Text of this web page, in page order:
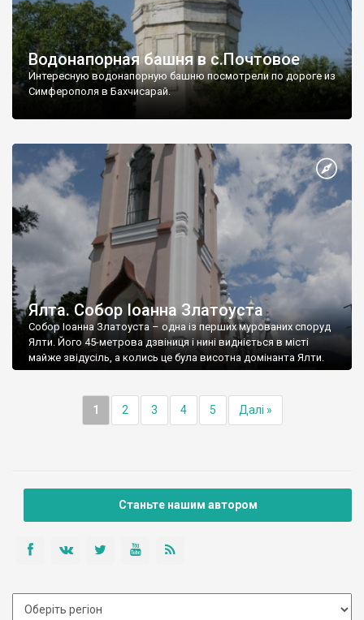
Водонапорная башня в с.Почтовое
Интересную водонапорную башню посмотрели по дороге из
Симферополя в Бахчисарай.
Ялта. Собор Іоанна Златоуста
Собор Іоанна Златоуста – одна із перших мурованих споруд
Ялти. Його 45-метрова дзвіниця і нині видніється в місті
майже звідусіль, а колись це була висотна домінанта Ялти.
1 2 3 4 5 Далі »
Станьте нашим автором